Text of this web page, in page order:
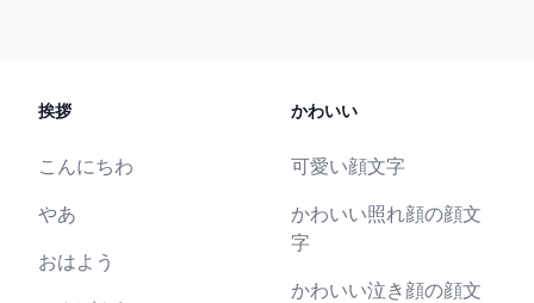
挨拶
こんにちわ
やあ
おはよう
かわいい
可愛い顔文字
かわいい照れ顔の顔文
字
かわいい泣き顔の顔文